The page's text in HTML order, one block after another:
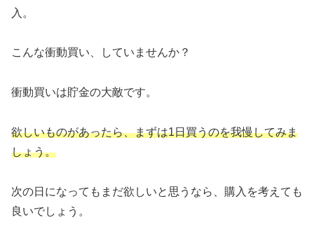
入。
こんな衝動買い、していませんか？
衝動買いは貯金の大敵です。
欲しいものがあったら、まずは1日買うのを我慢してみま
しょう。
次の日になってもまだ欲しいと思うなら、購入を考えても
良いでしょう。